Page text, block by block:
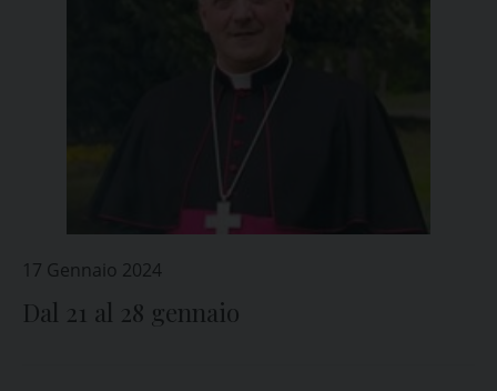
17 Gennaio 2024
Dal 21 al 28 gennaio